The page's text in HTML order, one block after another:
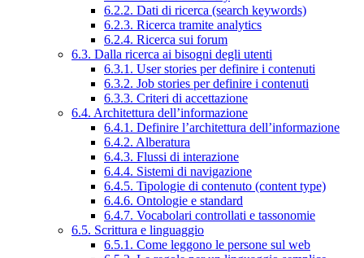
6.2.2. Dati di ricerca (search keywords)
6.2.3. Ricerca tramite analytics
6.2.4. Ricerca sui forum
6.3. Dalla ricerca ai bisogni degli utenti
6.3.1. User stories per definire i contenuti
6.3.2. Job stories per definire i contenuti
6.3.3. Criteri di accettazione
6.4. Architettura dell’informazione
6.4.1. Definire l’architettura dell’informazione
6.4.2. Alberatura
6.4.3. Flussi di interazione
6.4.4. Sistemi di navigazione
6.4.5. Tipologie di contenuto (content type)
6.4.6. Ontologie e standard
6.4.7. Vocabolari controllati e tassonomie
6.5. Scrittura e linguaggio
6.5.1. Come leggono le persone sul web